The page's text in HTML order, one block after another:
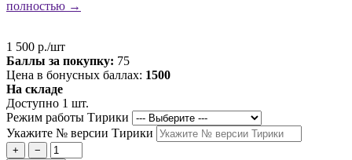
полностью →
1 500 р./шт
Баллы за покупку: 75
Цена в бонусных баллах: 1500
На складе
Доступно 1 шт.
Режим работы Тирики
Укажите № версии Тирики
+
−